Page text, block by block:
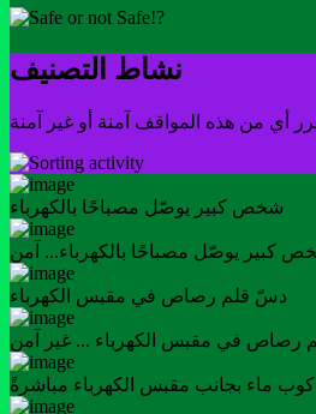
نشاط التصنيف
شخص كبير يوصّل مصباحًا بالكهرباء
دسّ قلم رصاص في مقبس الكهرباء
كوب ماء بجانب مقبس الكهرباء مباشرةً